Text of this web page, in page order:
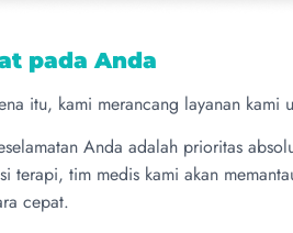
pada Anda
itu, kami merancang layanan kami
Anda adalah prioritas
terapi, tim medis kami akan
cepat.